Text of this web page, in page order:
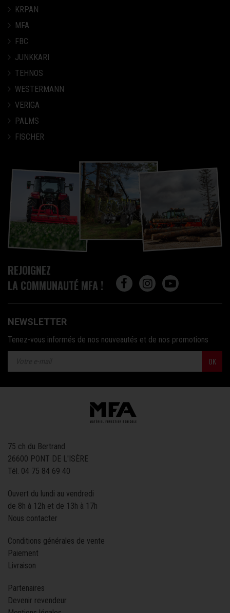
KRPAN
MFA
FBC
JUNKKARI
TEHNOS
WESTERMANN
VERIGA
PALMS
FISCHER
REJOIGNEZ
LA COMMUNAUTÉ MFA !
NEWSLETTER
Tenez-vous informés de nos nouveautés et de nos promotions
OK
75 ch du Bertrand
26600 PONT DE L'ISÈRE
Tél. 04 75 84 69 40
Ouvert du lundi au vendredi
de 8h à 12h et de 13h à 17h
Nous contacter
Conditions générales de vente
Paiement
Livraison
Partenaires
Devenir revendeur